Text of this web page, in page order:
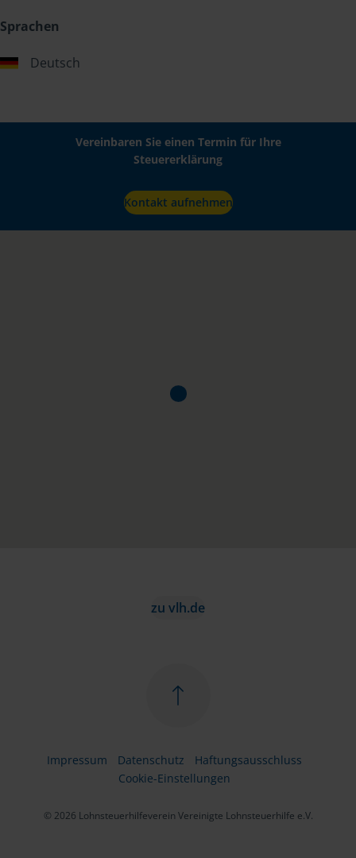
Sprachen
Deutsch
Vereinbaren Sie einen Termin für Ihre
Steuererklärung
Kontakt aufnehmen
zu vlh.de
Impressum Datenschutz
Haftungsausschluss
Cookie-Einstellungen
© 2026 Lohnsteuerhilfeverein Vereinigte Lohnsteuerhilfe e.V.